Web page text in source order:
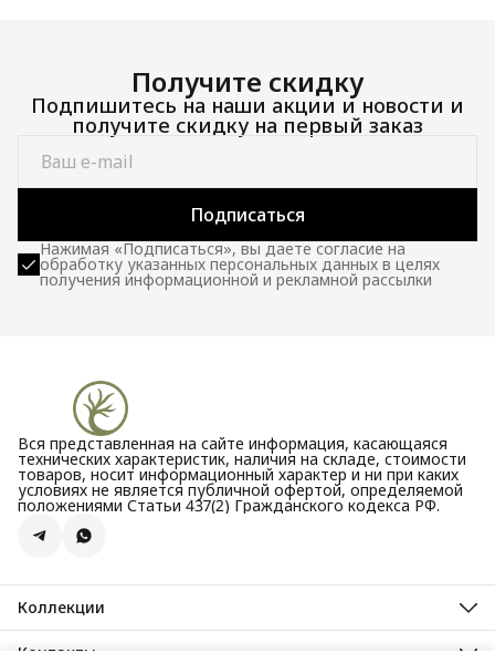
Получите скидку
Подпишитесь на наши акции и новости и
получите скидку на первый заказ
Подписаться
Нажимая «Подписаться», вы даете согласие на
обработку указанных персональных данных в целях
получения информационной и рекламной рассылки
Вся представленная на сайте информация, касающаяся
технических характеристик, наличия на складе, стоимости
товаров, носит информационный характер и ни при каких
условиях не является публичной офертой, определяемой
положениями Статьи 437(2) Гражданского кодекса РФ.
Коллекции
Все новости